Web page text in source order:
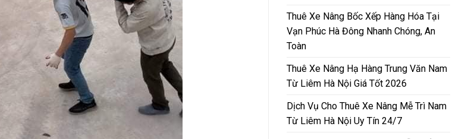
Thuê Xe Nâng Bốc Xếp Hàng Hóa Tại
Vạn Phúc Hà Đông Nhanh Chóng, An
Toàn
Thuê Xe Nâng Hạ Hàng Trung Văn Nam
Từ Liêm Hà Nội Giá Tốt 2026
Dịch Vụ Cho Thuê Xe Nâng Mễ Trì Nam
Từ Liêm Hà Nội Uy Tín 24/7